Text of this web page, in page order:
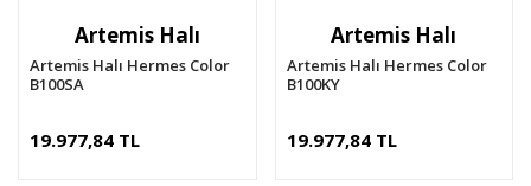
Artemis Halı
Artemis Halı Hermes Color
B100SA
19.977,84 TL
Artemis Halı
Artemis Halı Hermes Color
B100KY
19.977,84 TL